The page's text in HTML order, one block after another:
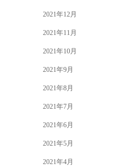
2021年12月
2021年11月
2021年10月
2021年9月
2021年8月
2021年7月
2021年6月
2021年5月
2021年4月